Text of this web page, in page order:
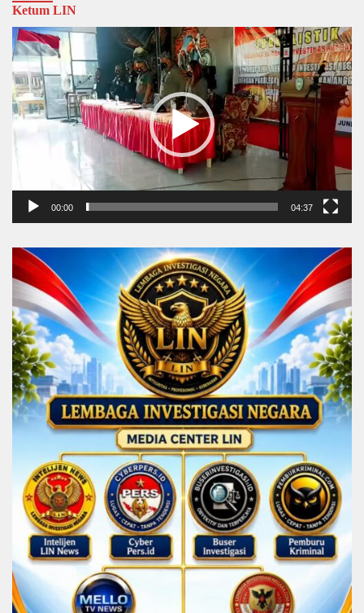
Ketum LIN
Video
Player
00:00 04:37